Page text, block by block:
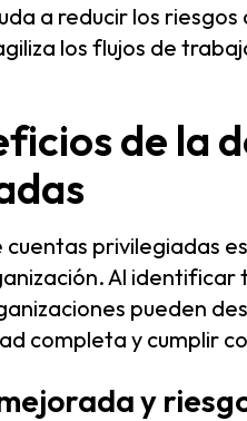
a reducir los
los flujos de
de la
cuentas privilegiadas
Al
pueden
completa y cumplir
y